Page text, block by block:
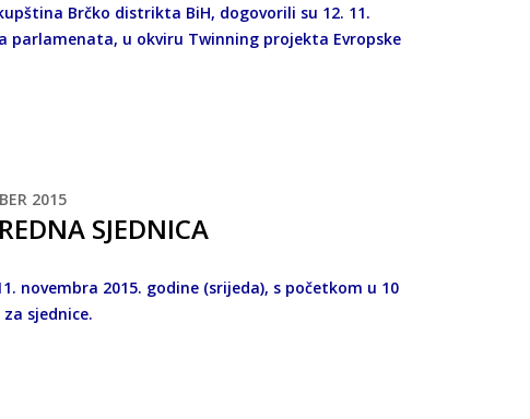
Brčko distrikta BiH, dogovorili su 12. 11.
parlamenata, u okviru Twinning projekta Evropske
2015
SJEDNICA
novembra 2015. godine (srijeda), s početkom u 10
sjednice.